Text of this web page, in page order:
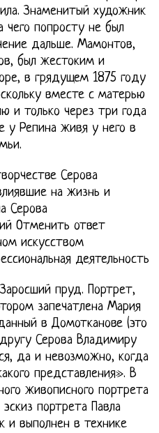
Знаменитый художник
чего попросту не был
дальше. Мамонтов,
был жестоким и
в грядущем 1875 году
вместе с матерью
и только через три года
у Репина живя у него в
Серова
на жизнь и
Серова
Отменить ответ
искусством
деятельность
пруд. Портрет,
запечатлена Мария
в Домотканове (это
Серова Владимиру
да и невозможно, когда
представления». В
живописного портрета
портрета Павла
и выполнен в технике